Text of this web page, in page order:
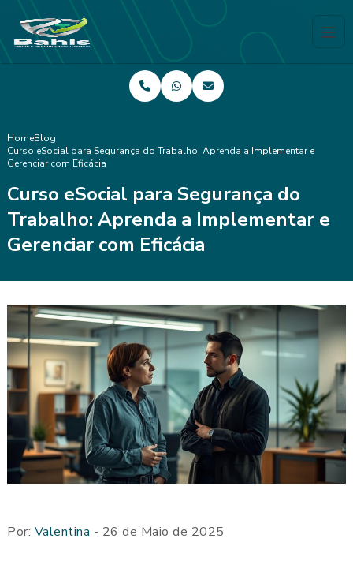
HomeBlog
Curso eSocial para Segurança do Trabalho: Aprenda a Implementar e
Gerenciar com Eficácia
Curso eSocial para Segurança do
Trabalho: Aprenda a Implementar e
Gerenciar com Eficácia
Por: Valentina - 26 de Maio de 2025